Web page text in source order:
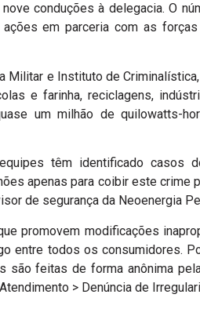
conduções à delegacia. O
em parceria com as
e Instituto de
e farinha, reciclagens,
um milhão de quilowatts-
têm identificado casos
apenas para coibir este crime
de segurança da Neoenergia
promovem modificações
entre todos os consumidores.
são feitas de forma anônima
> Denúncia de